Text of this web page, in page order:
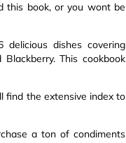
this book, or you wont be
dishes covering
This cookbook
find the extensive index to
a ton of condiments